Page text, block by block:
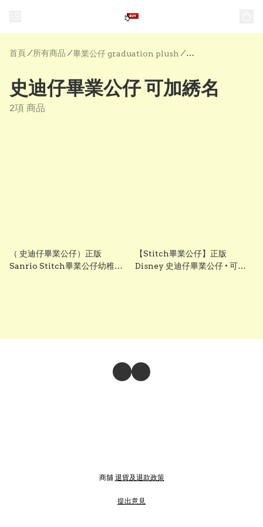
首頁/ 所有商品 /畢業公仔 graduation plush /
史迪仔畢業公仔 可加綉名
2項 商品
（ 史迪仔畢業公仔）正版
Sanrio Stitch畢業公仔幼稚園
【Stitch畢業公仔】正版
Disney 史迪仔畢業公仔 • 可加
商舖 退貨及退款政策
提出意見